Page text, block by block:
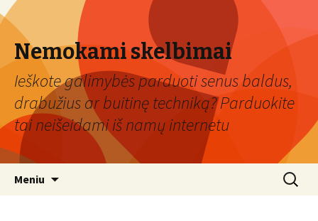
Nemokami skelbimai
Ieškote galimybės parduoti senus baldus,
drabužius ar buitinę techniką? Parduokite
tai neišeidami iš namų internetu
Meniu Ieškoti: